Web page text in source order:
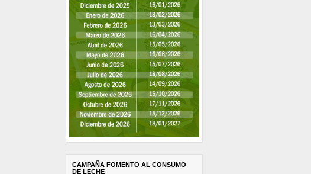
CAMPAÑA FOMENTO AL CONSUMO
DE LECHE